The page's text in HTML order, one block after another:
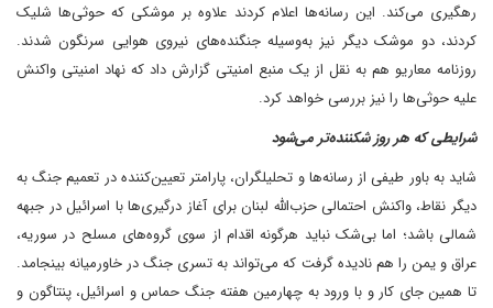
رهگیری می‌کند. این رسانه‌ها اعلام کردند علاوه بر موشکی که حوثی‌ها شلیک
کردند، دو موشک دیگر نیز به‌وسیله جنگنده‌های نیروی هوایی سرنگون شدند.
روزنامه معاریو هم به نقل از یک منبع امنیتی گزارش داد که نهاد امنیتی واکنش
علیه حوثی‌ها را نیز بررسی خواهد کرد.
شرایطی که هر روز شکننده‌تر می‌شود
شاید به باور طیفی از رسانه‌ها و تحلیلگران، پارامتر تعیین‌کننده در تعمیم جنگ به
دیگر نقاط، واکنش احتمالی حزب‌الله لبنان برای آغاز درگیری‌ها با اسرائیل در جبهه
شمالی باشد؛ اما بی‌شک نباید هرگونه اقدام از سوی گروه‌های مسلح در سوریه،
عراق و یمن را هم نادیده گرفت که می‌تواند به تسری جنگ در خاورمیانه بینجامد.
تا همین جای کار و با ورود به چهارمین هفته جنگ حماس و اسرائیل، پنتاگون و